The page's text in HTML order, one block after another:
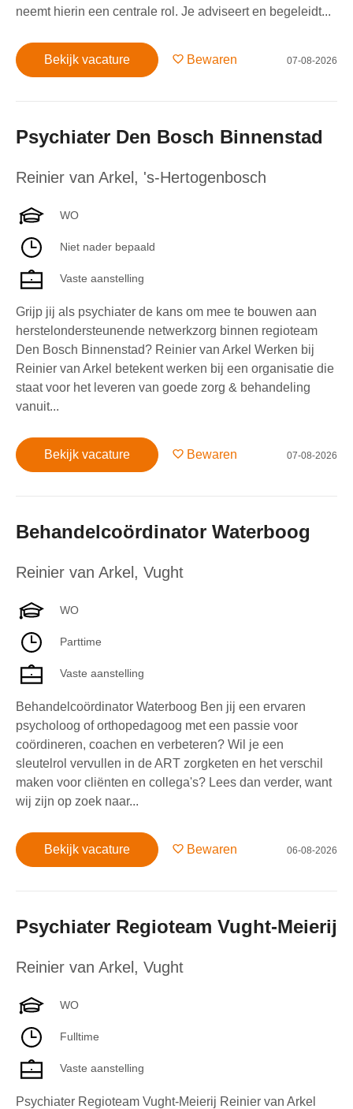
neemt hierin een centrale rol. Je adviseert en begeleidt...
Bekijk vacature Bewaren 07-08-2026
Psychiater Den Bosch Binnenstad
Reinier van Arkel , 's-Hertogenbosch
WO
Niet nader bepaald
Vaste aanstelling
Grijp jij als psychiater de kans om mee te bouwen aan
herstelondersteunende netwerkzorg binnen regioteam
Den Bosch Binnenstad? Reinier van Arkel Werken bij
Reinier van Arkel betekent werken bij een organisatie die
staat voor het leveren van goede zorg & behandeling
vanuit...
Bekijk vacature Bewaren 07-08-2026
Behandelcoördinator Waterboog
Reinier van Arkel , Vught
WO
Parttime
Vaste aanstelling
Behandelcoördinator Waterboog Ben jij een ervaren
psycholoog of orthopedagoog met een passie voor
coördineren, coachen en verbeteren? Wil je een
sleutelrol vervullen in de ART zorgketen en het verschil
maken voor cliënten en collega's? Lees dan verder, want
wij zijn op zoek naar...
Bekijk vacature Bewaren 06-08-2026
Psychiater Regioteam Vught-Meierij
Reinier van Arkel , Vught
WO
Fulltime
Vaste aanstelling
Psychiater Regioteam Vught-Meierij Reinier van Arkel